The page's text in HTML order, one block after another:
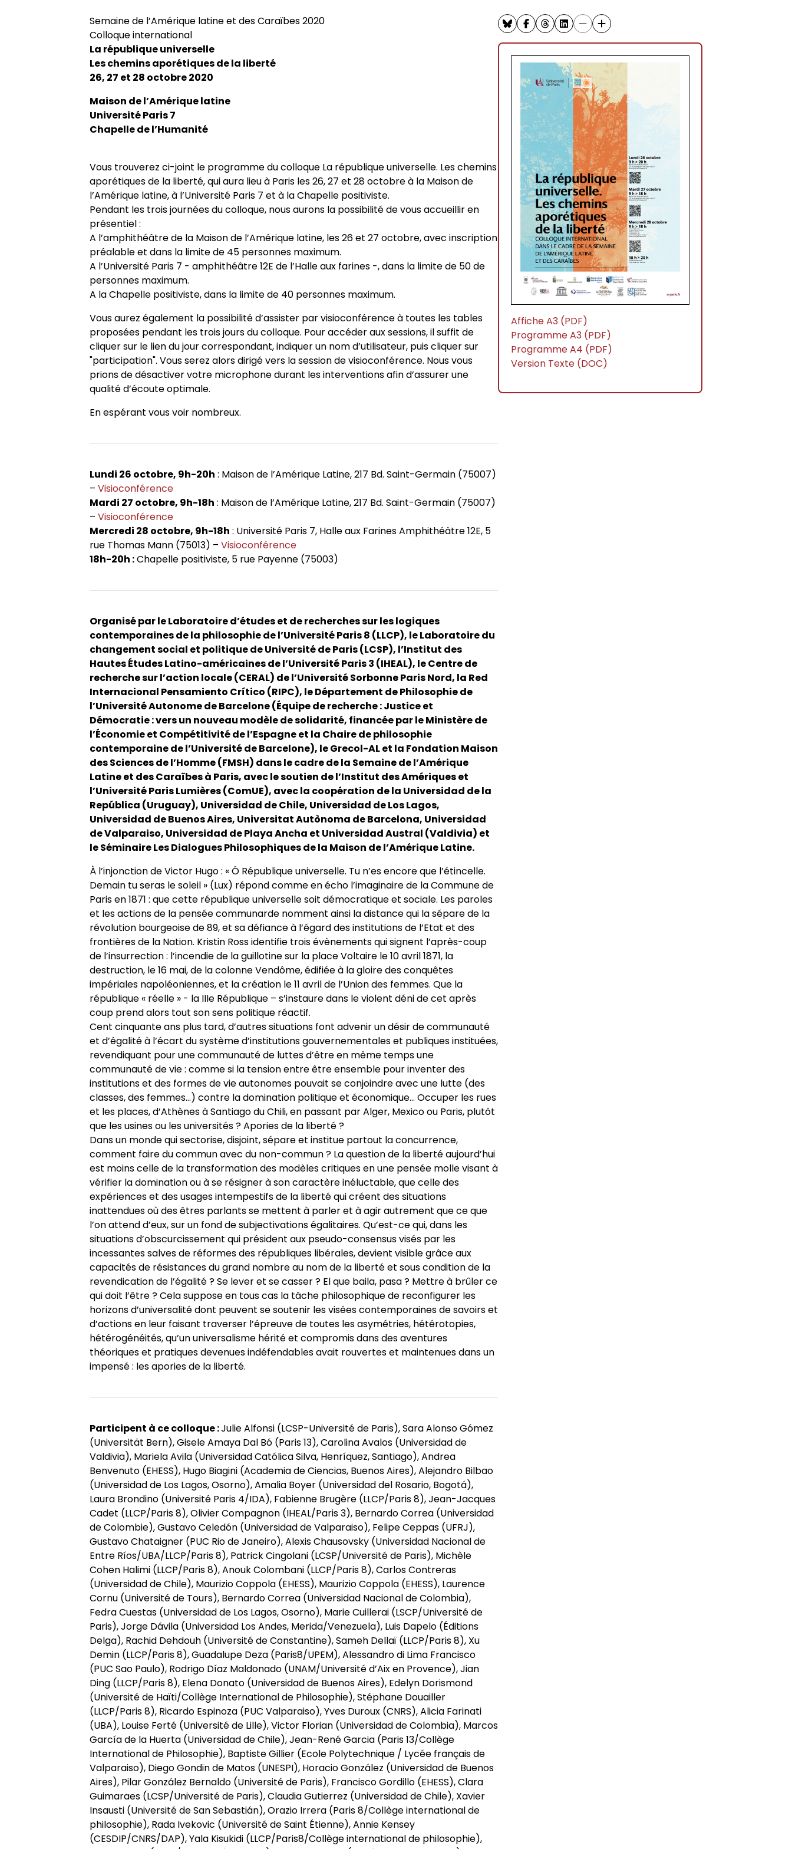
Conseil de laboratoire
Réglement interne
Locaux
Contacts
Axe 3. Groupe européen de recherches philosophiques
transdisciplinaires
Chaire internationale de philosophie contemporaine de
Directions de thèse
Groupe de recherche sur les archives foucaldiennes
Jeune recherche
Projets scientifiques adossés à des programmes
Chercheurs internationaux associés
Doctorants
Jeunes chercheurs
Chercheurs visitants
Doctorants et postdoctorants visitants
Soutenances de thèses de doctorat
Interventions extérieures
Autres événements
Appels à contributions
Revues et collections
Thèses
Actes audiovisuels
Accès à distance (e-P8 | ADUM)
Guide WikiP8
Guide du doctorat
Semaine de l’Amérique latine et des Caraïbes 2020
Colloque international
La république universelle
Les chemins aporétiques de la liberté
26, 27 et 28 octobre 2020
Maison de l’Amérique latine
Université Paris 7
Chapelle de l’Humanité
Vous trouverez ci-joint le programme du colloque La république universelle. Les chemins
aporétiques de la liberté, qui aura lieu à Paris les 26, 27 et 28 octobre à la Maison de
l’Amérique latine, à l’Université Paris 7 et à la Chapelle positiviste.
Pendant les trois journées du colloque, nous aurons la possibilité de vous accueillir en
présentiel :
A l’amphithéâtre de la Maison de l’Amérique latine, les 26 et 27 octobre, avec inscription
préalable et dans la limite de 45 personnes maximum.
A l’Université Paris 7 - amphithéâtre 12E de l’Halle aux farines -, dans la limite de 50 de
personnes maximum.
A la Chapelle positiviste, dans la limite de 40 personnes maximum.
Vous aurez également la possibilité d’assister par visioconférence à toutes les tables
proposées pendant les trois jours du colloque. Pour accéder aux sessions, il suffit de
cliquer sur le lien du jour correspondant, indiquer un nom d’utilisateur, puis cliquer sur
"participation". Vous serez alors dirigé vers la session de visioconférence. Nous vous
prions de désactiver votre microphone durant les interventions afin d’assurer une
qualité d’écoute optimale.
En espérant vous voir nombreux.
Lundi 26 octobre, 9h-20h : Maison de l’Amérique Latine, 217 Bd. Saint-Germain (75007)
– Visioconférence
Mardi 27 octobre, 9h-18h : Maison de l’Amérique Latine, 217 Bd. Saint-Germain (75007)
– Visioconférence
Mercredi 28 octobre, 9h-18h : Université Paris 7, Halle aux Farines Amphithéâtre 12E, 5
rue Thomas Mann (75013) – Visioconférence
18h-20h :Chapelle positiviste, 5 rue Payenne (75003)
Organisé par le Laboratoire d’études et de recherches sur les logiques
contemporaines de la philosophie de l’Université Paris 8 (LLCP), le Laboratoire du
changement social et politique de Université de Paris (LCSP), l’Institut des
Hautes Études Latino-américaines de l’Université Paris 3 (IHEAL), le Centre de
recherche sur l’action locale (CERAL) de l’Université Sorbonne Paris Nord, la Red
Internacional Pensamiento Crítico (RIPC), le Département de Philosophie de
l’Université Autonome de Barcelone (Équipe de recherche : Justice et
Démocratie : vers un nouveau modèle de solidarité, financée par le Ministère de
l’Économie et Compétitivité de l’Espagne et la Chaire de philosophie
contemporaine de l’Université de Barcelone), le Grecol-AL et la Fondation Maison
des Sciences de l’Homme (FMSH) dans le cadre de la Semaine de l’Amérique
Latine et des Caraïbes à Paris, avec le soutien de l’Institut des Amériques et
l’Université Paris Lumières (ComUE), avec la coopération de la Universidad de la
República (Uruguay), Universidad de Chile, Universidad de Los Lagos,
Universidad de Buenos Aires, Universitat Autònoma de Barcelona, Universidad
de Valparaiso, Universidad de Playa Ancha et Universidad Austral (Valdivia) et
le Séminaire Les Dialogues Philosophiques de la Maison de l’Amérique Latine.
À l’injonction de Victor Hugo : « Ô République universelle. Tu n’es encore que l’étincelle.
Demain tu seras le soleil » (Lux) répond comme en écho l’imaginaire de la Commune de
Paris en 1871 : que cette république universelle soit démocratique et sociale. Les paroles
et les actions de la pensée communarde nomment ainsi la distance qui la sépare de la
révolution bourgeoise de 89, et sa défiance à l’égard des institutions de l’Etat et des
frontières de la Nation. Kristin Ross identifie trois évènements qui signent l’après-coup
de l’insurrection : l’incendie de la guillotine sur la place Voltaire le 10 avril 1871, la
destruction, le 16 mai, de la colonne Vendôme, édifiée à la gloire des conquêtes
impériales napoléoniennes, et la création le 11 avril de l’Union des femmes. Que la
république « réelle » - la IIIe République – s’instaure dans le violent déni de cet après
coup prend alors tout son sens politique réactif.
Cent cinquante ans plus tard, d’autres situations font advenir un désir de communauté
et d’égalité à l’écart du système d’institutions gouvernementales et publiques instituées,
revendiquant pour une communauté de luttes d’être en même temps une
communauté de vie : comme si la tension entre être ensemble pour inventer des
institutions et des formes de vie autonomes pouvait se conjoindre avec une lutte (des
classes, des femmes…) contre la domination politique et économique… Occuper les rues
et les places, d’Athènes à Santiago du Chili, en passant par Alger, Mexico ou Paris, plutôt
que les usines ou les universités ? Apories de la liberté ?
Dans un monde qui sectorise, disjoint, sépare et institue partout la concurrence,
comment faire du commun avec du non-commun ? La question de la liberté aujourd’hui
est moins celle de la transformation des modèles critiques en une pensée molle visant à
vérifier la domination ou à se résigner à son caractère inéluctable, que celle des
expériences et des usages intempestifs de la liberté qui créent des situations
inattendues où des êtres parlants se mettent à parler et à agir autrement que ce que
l’on attend d’eux, sur un fond de subjectivations égalitaires. Qu’est-ce qui, dans les
situations d’obscurcissement qui président aux pseudo-consensus visés par les
incessantes salves de réformes des républiques libérales, devient visible grâce aux
capacités de résistances du grand nombre au nom de la liberté et sous condition de la
revendication de l’égalité ? Se lever et se casser ? El que baila, pasa ? Mettre à brûler ce
qui doit l’être ? Cela suppose en tous cas la tâche philosophique de reconfigurer les
horizons d’universalité dont peuvent se soutenir les visées contemporaines de savoirs et
d’actions en leur faisant traverser l’épreuve de toutes les asymétries, hétérotopies,
hétérogénéités, qu’un universalisme hérité et compromis dans des aventures
théoriques et pratiques devenues indéfendables avait rouvertes et maintenues dans un
impensé : les apories de la liberté.
Participent à ce colloque :Julie Alfonsi (LCSP-Université de Paris), Sara Alonso Gómez
(Universität Bern), Gisele Amaya Dal Bó (Paris 13), Carolina Avalos (Universidad de
Valdivia), Mariela Avila (Universidad Católica Silva, Henríquez, Santiago), Andrea
Benvenuto (EHESS), Hugo Biagini (Academia de Ciencias, Buenos Aires), Alejandro Bilbao
(Universidad de Los Lagos, Osorno), Amalia Boyer (Universidad del Rosario, Bogotá),
Laura Brondino (Université Paris 4/IDA), Fabienne Brugère (LLCP/Paris 8), Jean-Jacques
Cadet (LLCP/Paris 8), Olivier Compagnon (IHEAL/Paris 3), Bernardo Correa (Universidad
de Colombie), Gustavo Celedón (Universidad de Valparaiso), Felipe Ceppas (UFRJ),
Gustavo Chataigner (PUC Rio de Janeiro), Alexis Chausovsky (Universidad Nacional de
Entre Ríos/UBA/LLCP/Paris 8), Patrick Cingolani (LCSP/Université de Paris), Michèle
Cohen Halimi (LLCP/Paris 8), Anouk Colombani (LLCP/Paris 8), Carlos Contreras
(Universidad de Chile), Maurizio Coppola (EHESS), Maurizio Coppola (EHESS), Laurence
Cornu (Université de Tours), Bernardo Correa (Universidad Nacional de Colombia),
Fedra Cuestas (Universidad de Los Lagos, Osorno), Marie Cuillerai (LSCP/Université de
Paris), Jorge Dávila (Universidad Los Andes, Merida/Venezuela), Luis Dapelo (Éditions
Delga), Rachid Dehdouh (Université de Constantine), Sameh Dellaï (LLCP/Paris 8), Xu
Demin (LLCP/Paris 8), Guadalupe Deza (Paris8/UPEM), Alessandro di Lima Francisco
(PUC Sao Paulo), Rodrigo Díaz Maldonado (UNAM/Université d’Aix en Provence), Jian
Ding (LLCP/Paris 8), Elena Donato (Universidad de Buenos Aires), Edelyn Dorismond
(Université de Haïti/Collège International de Philosophie), Stéphane Douailler
(LLCP/Paris 8), Ricardo Espinoza (PUC Valparaiso), Yves Duroux (CNRS), Alicia Farinati
(UBA), Louise Ferté (Université de Lille), Victor Florian (Universidad de Colombia), Marcos
García de la Huerta (Universidad de Chile), Jean-René Garcia (Paris 13/Collège
International de Philosophie), Baptiste Gillier (Ecole Polytechnique / Lycée français de
Valparaiso), Diego Gondin de Matos (UNESPI), Horacio González (Universidad de Buenos
Aires), Pilar González Bernaldo (Université de Paris), Francisco Gordillo (EHESS), Clara
Guimaraes (LCSP/Université de Paris), Claudia Gutierrez (Universidad de Chile), Xavier
Insausti (Université de San Sebastián), Orazio Irrera (Paris 8/Collège international de
philosophie), Rada Ivekovic (Université de Saint Étienne), Annie Kensey
(CESDIP/CNRS/DAP), Yala Kisukidi (LLCP/Paris8/Collège international de philosophie),
Affiche A3 (PDF)
Programme A3 (PDF)
Programme A4 (PDF)
Version Texte (DOC)